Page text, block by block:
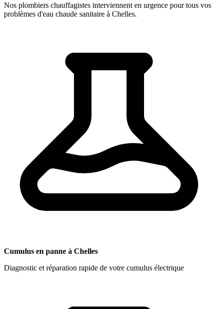
Nos plombiers chauffagistes interviennent en urgence pour tous vos
problèmes d'eau chaude sanitaire à Chelles.
Cumulus en panne à Chelles
Diagnostic et réparation rapide de votre cumulus électrique